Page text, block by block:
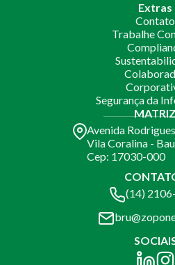
Extras
Contato
Trabalhe
Segurança da
Avenida
Vila Coralina -
Cep: 17030-000
(14)